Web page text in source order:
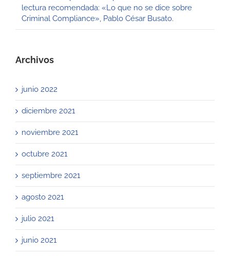
lectura recomendada: «Lo que no se dice sobre
Criminal Compliance», Pablo César Busato.
Archivos
junio 2022
diciembre 2021
noviembre 2021
octubre 2021
septiembre 2021
agosto 2021
julio 2021
junio 2021